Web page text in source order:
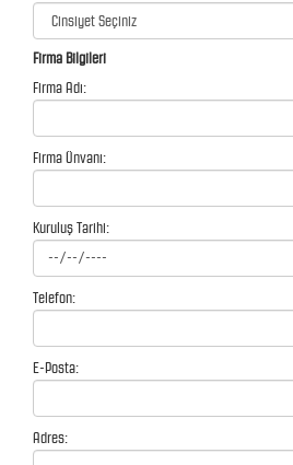
Firma Bilgileri
Firma Adı:
Firma Ünvanı:
Kuruluş Tarihi:
Telefon:
E-Posta:
Adres: